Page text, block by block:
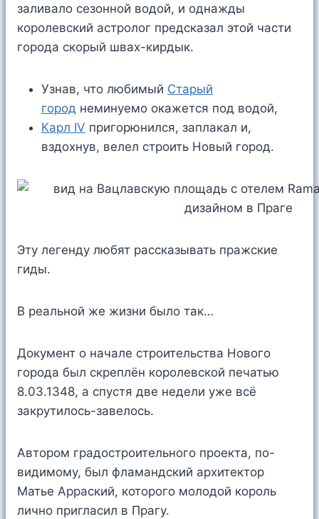
заливало сезонной водой, и однажды
королевский астролог предсказал этой части
города скорый швах-кирдык.
Узнав, что любимый Старый
город неминуемо окажется под водой,
Карл IV пригорюнился, заплакал и,
вздохнув, велел строить Новый город.
Эту легенду любят рассказывать пражские
гиды.
В реальной же жизни было так…
Документ о начале строительства Нового
города был скреплён королевской печатью
8.03.1348, а спустя две недели уже всё
закрутилось-завелось.
Автором градостроительного проекта, по-
видимому, был фламандский архитектор
Матье Арраский, которого молодой король
лично пригласил в Прагу.